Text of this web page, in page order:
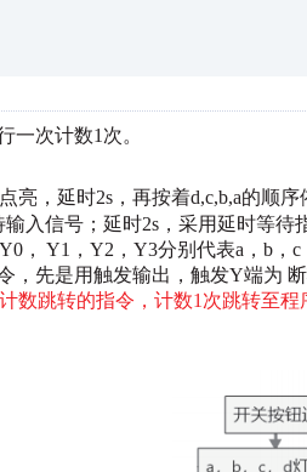
一次计数1次。
，延时2s，再按着d,c,b,a的顺
入信号；延时2s，采用延时等待
， Y1，Y2，Y3分别代表a，b，
，先是用触发输出，触发Y端为
数跳转的指令，计数1次跳转至